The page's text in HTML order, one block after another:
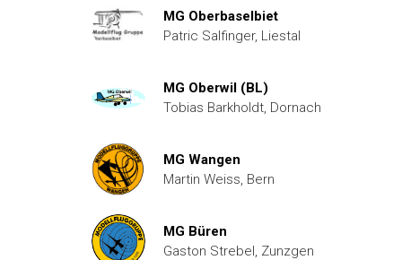
MG Oberbaselbiet
Patric Salfinger, Liestal
MG Oberwil (BL)
Tobias Barkholdt, Dornach
MG Wangen
Martin Weiss, Bern
MG Büren
Gaston Strebel, Zunzgen